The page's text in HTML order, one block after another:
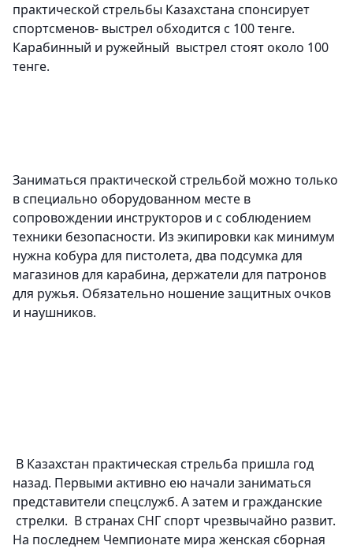
практической стрельбы Казахстана спонсирует
спортсменов- выстрел обходится с 100 тенге.
Карабинный и ружейный выстрел стоят около 100
тенге.
Заниматься практической стрельбой можно только
в специально оборудованном месте в
сопровождении инструкторов и с соблюдением
техники безопасности. Из экипировки как минимум
нужна кобура для пистолета, два подсумка для
магазинов для карабина, держатели для патронов
для ружья. Обязательно ношение защитных очков
и наушников.
В Казахстан практическая стрельба пришла год
назад. Первыми активно ею начали заниматься
представители спецслужб. А затем и гражданские
стрелки. В странах СНГ спорт чрезвычайно развит.
На последнем Чемпионате мира женская сборная